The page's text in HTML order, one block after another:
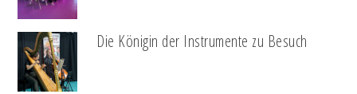
Die Königin der Instrumente zu Besuch